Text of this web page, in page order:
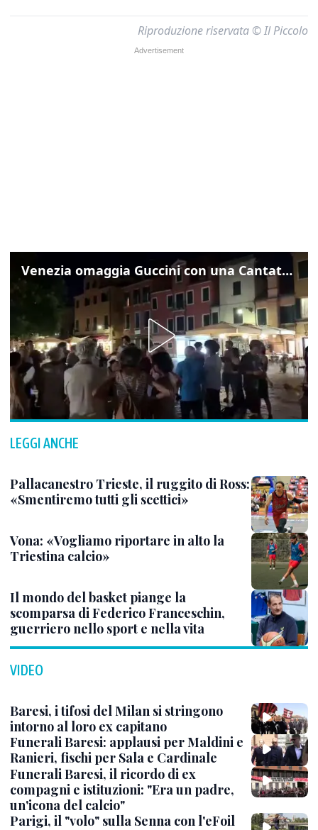
Riproduzione riservata © Il Piccolo
Venezia omaggia Guccini con una Cantata Anarchica in campo Santa Margherita
LEGGI ANCHE
Pallacanestro Trieste, il ruggito di Ross:
«Smentiremo tutti gli scettici»
Vona: «Vogliamo riportare in alto la
Triestina calcio»
Il mondo del basket piange la
scomparsa di Federico Franceschin,
guerriero nello sport e nella vita
VIDEO
Baresi, i tifosi del Milan si stringono
intorno al loro ex capitano
Funerali Baresi: applausi per Maldini e
Ranieri, fischi per Sala e Cardinale
Funerali Baresi, il ricordo di ex
compagni e istituzioni: "Era un padre,
un'icona del calcio"
Parigi, il "volo" sulla Senna con l'eFoil